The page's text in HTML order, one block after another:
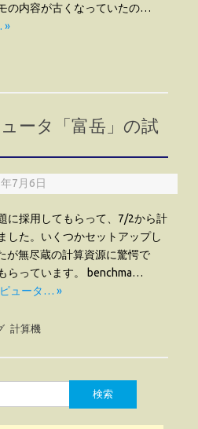
の内容が古くなっていたの…
»
ータ「富岳」の試
7月6日
に採用してもらって、7/2から計
した。いくつかセットアップし
が無尽蔵の計算資源に驚愕で
らっています。 benchma…
ュータ… »
計算機